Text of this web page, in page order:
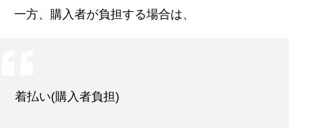
一方、購入者が負担する場合は、
着払い(購入者負担)